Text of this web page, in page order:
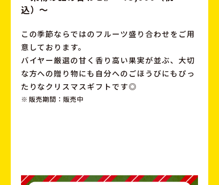
込）〜
この季節ならではのフルーツ盛り合わせをご用
意しております。
バイヤー厳選の甘く香り高い果実が並ぶ、大切
な方への贈り物にも自分へのごほうびにもぴっ
たりなクリスマスギフトです◎
販売期間：販売中